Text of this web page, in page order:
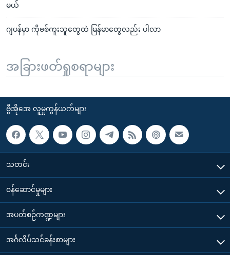
မယ်
ဂျပန်မှာ ကိုဗစ်ကူးသူတွေထဲ မြန်မာတွေလည်း ပါလာ
အခြားဖတ်ရှုစရာများ
ဗွီအိုအေ လူမှုကွန်ယက်များ
သတင်း
၀န်ဆောင်မှုများ
အပတ်စဉ်ကဏ္ဍများ
အင်္ဂလိပ်သင်ခန်းစာများ